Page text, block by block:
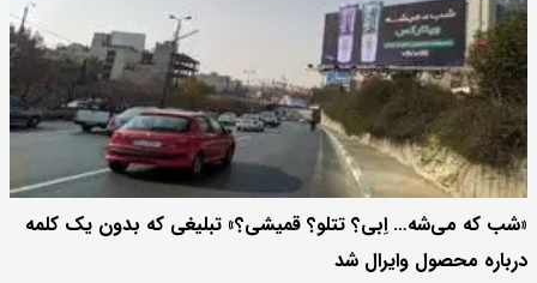
«شب که می‌شه… اِبی؟ تتلو؟ قمیشی؟» تبلیغی که بدون یک کلمه
درباره محصول وایرال شد